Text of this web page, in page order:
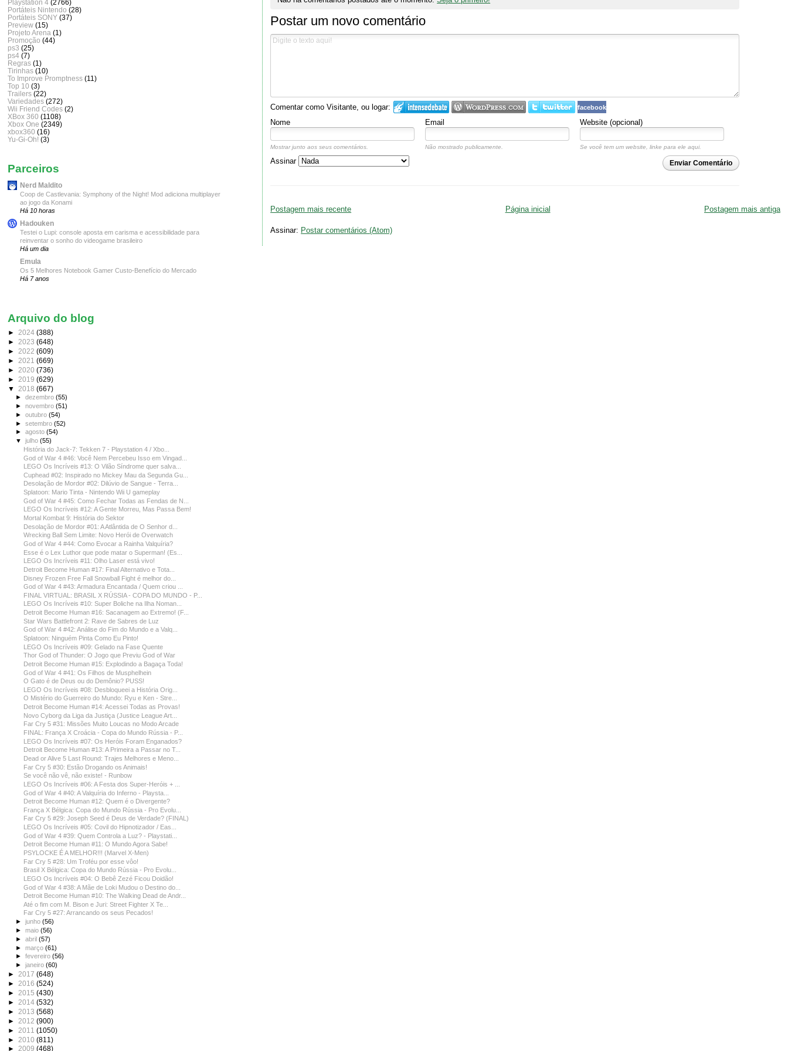
Postar um novo comentário
Comentar como Visitante, ou logar: facebook
Nome Email Website (opcional)
Mostrar junto aos seus comentários. Não mostrado publicamente. Se você tem um website, linke para ele aqui.
Enviar Comentário
Assinar
Postagem mais recente Postagem mais antiga
Página inicial
Assinar: Postar comentários (Atom)
Playstation 4 (2766)
Portáteis Nintendo (28)
Portáteis SONY (37)
Preview (15)
Projeto Arena (1)
Promoção (44)
ps3 (25)
ps4 (7)
Regras (1)
Tirinhas (10)
To Improve Promptness (11)
Top 10 (3)
Trailers (22)
Variedades (272)
Wii Friend Codes (2)
XBox 360 (1108)
Xbox One (2349)
xbox360 (16)
Yu-Gi-Oh! (3)
Parceiros
Nerd Maldito
Coop de Castlevania: Symphony of the Night! Mod adiciona multiplayer
ao jogo da Konami
Há 10 horas
Hadouken
Testei o Lupi: console aposta em carisma e acessibilidade para
reinventar o sonho do videogame brasileiro
Há um dia
Emula
Os 5 Melhores Notebook Gamer Custo-Benefício do Mercado
Há 7 anos
Arquivo do blog
► 2024 (388)
► 2023 (648)
► 2022 (609)
► 2021 (669)
► 2020 (736)
► 2019 (629)
▼ 2018 (667)
►dezembro(55)
►novembro(51)
►outubro(54)
►setembro(52)
►agosto(54)
▼julho(55)
História do Jack-7: Tekken 7 - Playstation 4 / Xbo...
God of War 4 #46: Você Nem Percebeu Isso em Vingad...
LEGO Os Incríveis #13: O Vilão Síndrome quer salva...
Cuphead #02: Inspirado no Mickey Mau da Segunda Gu...
Desolação de Mordor #02: Dilúvio de Sangue - Terra...
Splatoon: Mario Tinta - Nintendo Wii U gameplay
God of War 4 #45: Como Fechar Todas as Fendas de N...
LEGO Os Incríveis #12: A Gente Morreu, Mas Passa Bem!
Mortal Kombat 9: História do Sektor
Desolação de Mordor #01: A Atlântida de O Senhor d...
Wrecking Ball Sem Limite: Novo Herói de Overwatch
God of War 4 #44: Como Evocar a Rainha Valquíria?
Esse é o Lex Luthor que pode matar o Superman! (Es...
LEGO Os Incríveis #11: Olho Laser está vivo!
Detroit Become Human #17: Final Alternativo e Tota...
Disney Frozen Free Fall Snowball Fight é melhor do...
God of War 4 #43: Armadura Encantada / Quem criou ...
FINAL VIRTUAL: BRASIL X RÚSSIA - COPA DO MUNDO - P...
LEGO Os Incríveis #10: Super Boliche na Ilha Noman...
Detroit Become Human #16: Sacanagem ao Extremo! (F...
Star Wars Battlefront 2: Rave de Sabres de Luz
God of War 4 #42: Análise do Fim do Mundo e a Valq...
Splatoon: Ninguém Pinta Como Eu Pinto!
LEGO Os Incríveis #09: Gelado na Fase Quente
Thor God of Thunder: O Jogo que Previu God of War
Detroit Become Human #15: Explodindo a Bagaça Toda!
God of War 4 #41: Os Filhos de Musphelhein
O Gato é de Deus ou do Demônio? PUSS!
LEGO Os Incríveis #08: Desbloqueei a História Orig...
O Mistério do Guerreiro do Mundo: Ryu e Ken - Stre...
Detroit Become Human #14: Acessei Todas as Provas!
Novo Cyborg da Liga da Justiça (Justice League Art...
Far Cry 5 #31: Missões Muito Loucas no Modo Arcade
FINAL: França X Croácia - Copa do Mundo Rússia - P...
LEGO Os Incríveis #07: Os Heróis Foram Enganados?
Detroit Become Human #13: A Primeira a Passar no T...
Dead or Alive 5 Last Round: Trajes Melhores e Meno...
Far Cry 5 #30: Estão Drogando os Animais!
Se você não vê, não existe! - Runbow
LEGO Os Incríveis #06: A Festa dos Super-Heróis + ...
God of War 4 #40: A Valquíria do Inferno - Playsta...
Detroit Become Human #12: Quem é o Divergente?
França X Bélgica: Copa do Mundo Rússia - Pro Evolu...
Far Cry 5 #29: Joseph Seed é Deus de Verdade? (FINAL)
LEGO Os Incríveis #05: Covil do Hipnotizador / Eas...
God of War 4 #39: Quem Controla a Luz? - Playstati...
Detroit Become Human #11: O Mundo Agora Sabe!
PSYLOCKE É A MELHOR!!! (Marvel X-Men)
Far Cry 5 #28: Um Troféu por esse vôo!
Brasil X Bélgica: Copa do Mundo Rússia - Pro Evolu...
LEGO Os Incríveis #04: O Bebê Zezé Ficou Doidão!
God of War 4 #38: A Mãe de Loki Mudou o Destino do...
Detroit Become Human #10: The Walking Dead de Andr...
Até o fim com M. Bison e Juri: Street Fighter X Te...
Far Cry 5 #27: Arrancando os seus Pecados!
►junho(56)
►maio(56)
►abril(57)
►março(61)
►fevereiro(56)
►janeiro(60)
► 2017 (648)
► 2016 (524)
► 2015 (430)
► 2014 (532)
► 2013 (568)
► 2012 (900)
► 2011 (1050)
► 2010 (811)
► 2009 (468)